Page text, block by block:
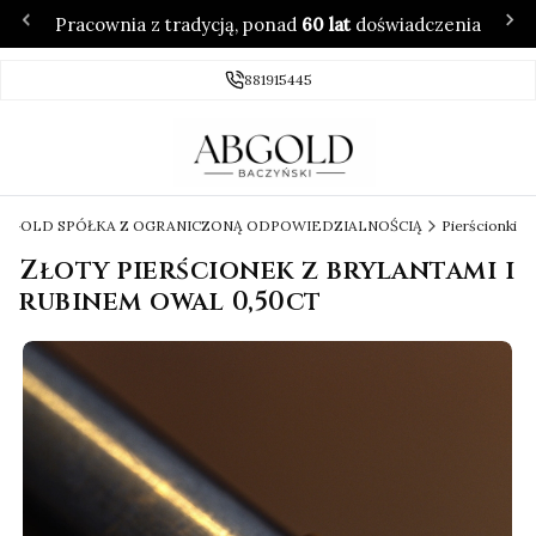
Pracownia z tradycją, ponad 60 latdoświadczenia
881915445
SPÓŁKA Z OGRANICZONĄ ODPOWIEDZIALNOŚCIĄ Pierścionki
Złoty pierścionek z brylantami i
rubinem owal 0,50ct